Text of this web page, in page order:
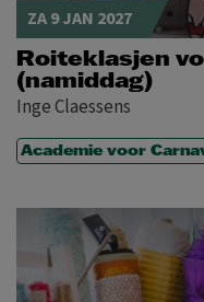
ZA 9 JAN 2027
Roiteklasjen
(namiddag)
Inge Claessens
Academie voor